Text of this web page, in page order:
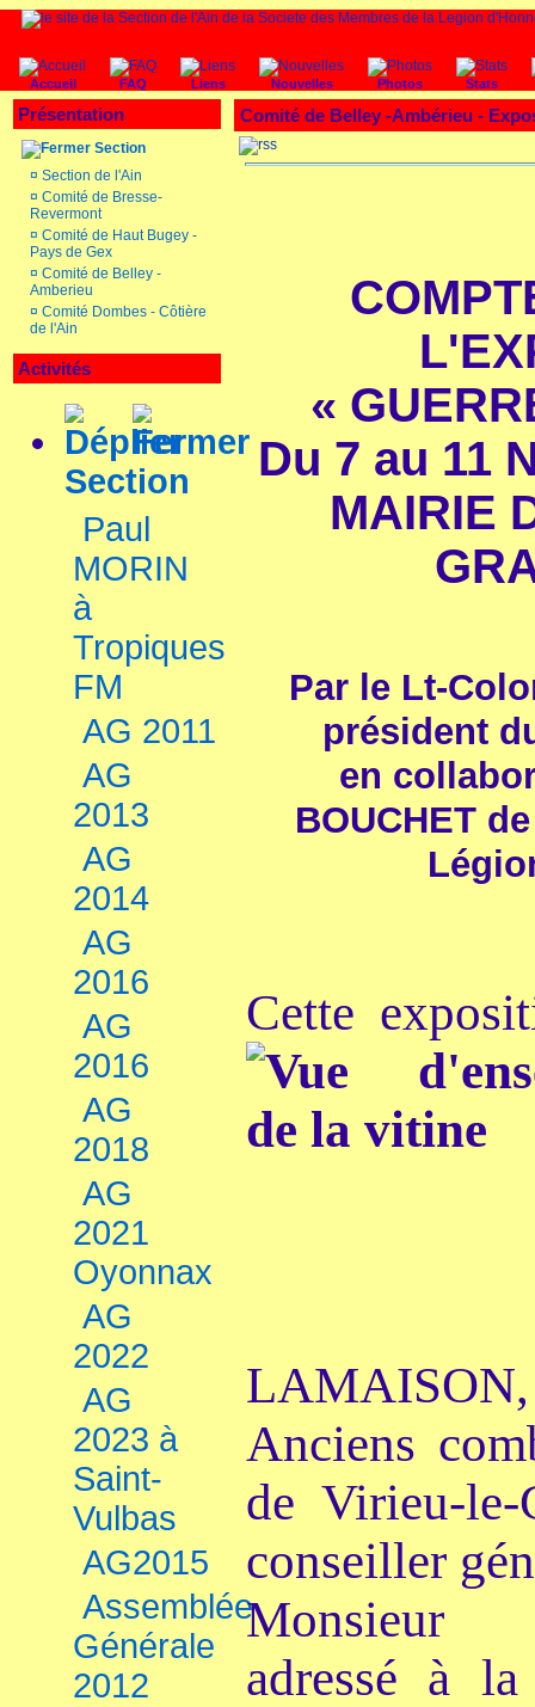
Accueil FAQ Liens Nouvelles Photos Stats
Présentation
Section
¤ Section de l'Ain
¤ Comité de Bresse-
Revermont
¤ Comité de Haut Bugey -
Pays de Gex
¤ Comité de Belley -
Amberieu
¤ Comité Dombes - Côtière
de l'Ain
Activités
Section
Paul
MORIN
à
Tropiques
FM
AG 2011
AG
2013
AG
2014
AG
2016
AG
2016
AG
2018
AG
2021
Oyonnax
AG
2022
AG
2023 à
Saint-
Vulbas
AG2015
Assemblée
Générale
2012
Comité de Belley -Ambérieu -
«
Du 7 au 11
MAIRIE
Par le Lt-
président
en
BOUCHET
Cette exposit
Anciens
de Virieu-
conseiller
Monsieur
adressé à